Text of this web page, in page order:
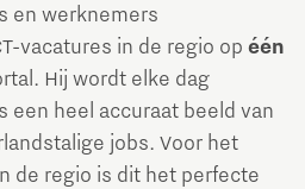
en werknemers
vacatures in de regio op één
Hij wordt elke dag
een heel accuraat beeld van
jobs. Voor het
de regio is dit het perfecte